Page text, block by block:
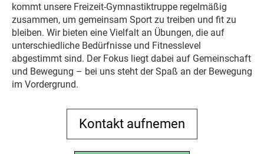
kommt unsere Freizeit-Gymnastiktruppe regelmäßig
zusammen, um gemeinsam Sport zu treiben und fit zu
bleiben. Wir bieten eine Vielfalt an Übungen, die auf
unterschiedliche Bedürfnisse und Fitnesslevel
abgestimmt sind. Der Fokus liegt dabei auf Gemeinschaft
und Bewegung – bei uns steht der Spaß an der Bewegung
im Vordergrund.
Kontakt aufnemen